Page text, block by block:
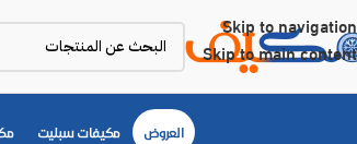
Skip to navigation
Skip to main content
العروض مكيفات سبليت